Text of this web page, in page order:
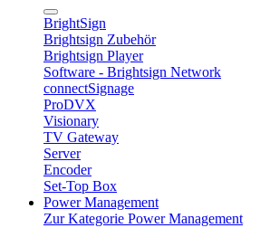
BrightSign
Brightsign Zubehör
Brightsign Player
Software - Brightsign Network
connectSignage
ProDVX
Visionary
TV Gateway
Server
Encoder
Set-Top Box
Power Management
Zur Kategorie Power Management